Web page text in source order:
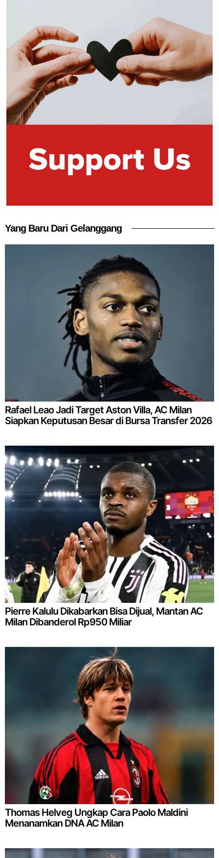
Yang Baru Dari Gelanggang
Rafael Leao Jadi Target Aston Villa, AC Milan
Siapkan Keputusan Besar di Bursa Transfer 2026
Pierre Kalulu Dikabarkan Bisa Dijual, Mantan AC
Milan Dibanderol Rp950 Miliar
Thomas Helveg Ungkap Cara Paolo Maldini
Menanamkan DNA AC Milan